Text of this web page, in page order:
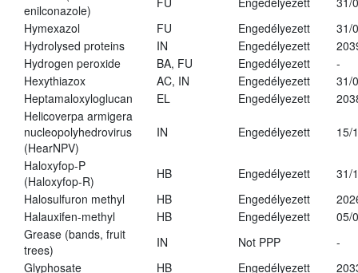
enilconazole)
Hymexazol
FU Engedélyezett
31/
Hydrolysed proteins
IN Engedélyezett
Hydrogen peroxide
BA, FU Engedélyezett
-
Hexythiazox
AC, IN Engedélyezett
31/
Heptamaloxyloglucan
EL Engedélyezett
Helicoverpa armigera
nucleopolyhedrovirus
(HearNPV)
IN Engedélyezett 15/
Haloxyfop-P
(Haloxyfop-R)
HB Engedélyezett
31/
Halosulfuron methyl
HB Engedélyezett
Halauxifen-methyl
HB Engedélyezett
05/
Grease (bands, fruit
trees)
IN Not PPP
-
Glyphosate
HB Engedélyezett